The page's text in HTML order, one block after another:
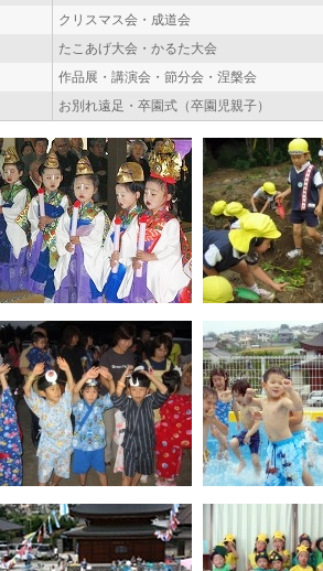
クリスマス会・成道会
たこあげ大会・かるた大会
作品展・講演会・節分会・涅槃会
お別れ遠足・卒園式（卒園児親子）